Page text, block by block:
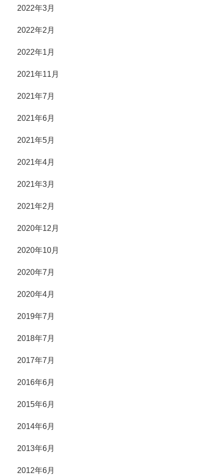
2022年3月
2022年2月
2022年1月
2021年11月
2021年7月
2021年6月
2021年5月
2021年4月
2021年3月
2021年2月
2020年12月
2020年10月
2020年7月
2020年4月
2019年7月
2018年7月
2017年7月
2016年6月
2015年6月
2014年6月
2013年6月
2012年6月